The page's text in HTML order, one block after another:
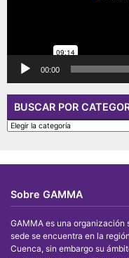
00:00
BUSCAR POR
BUSCAR
POR
Sobre GAMMA
GAMMA es una organización
sede se encuentra en la
Cuenca, sin embargo su